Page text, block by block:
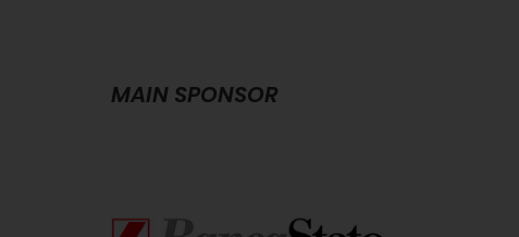
MAIN SPONSOR